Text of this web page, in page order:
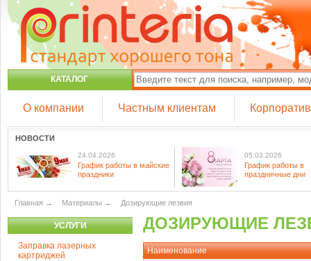
КАТАЛОГ
О компании Частным клиентам
НОВОСТИ
24.04.2026
График работы в майские
праздники
05.03.2026
График работы в
праздничные дни
Главная → Материалы → Дозирующие лезвия
УСЛУГИ
Заправка лазерных
картриджей
ДОЗИРУЮЩИЕ
Наименование